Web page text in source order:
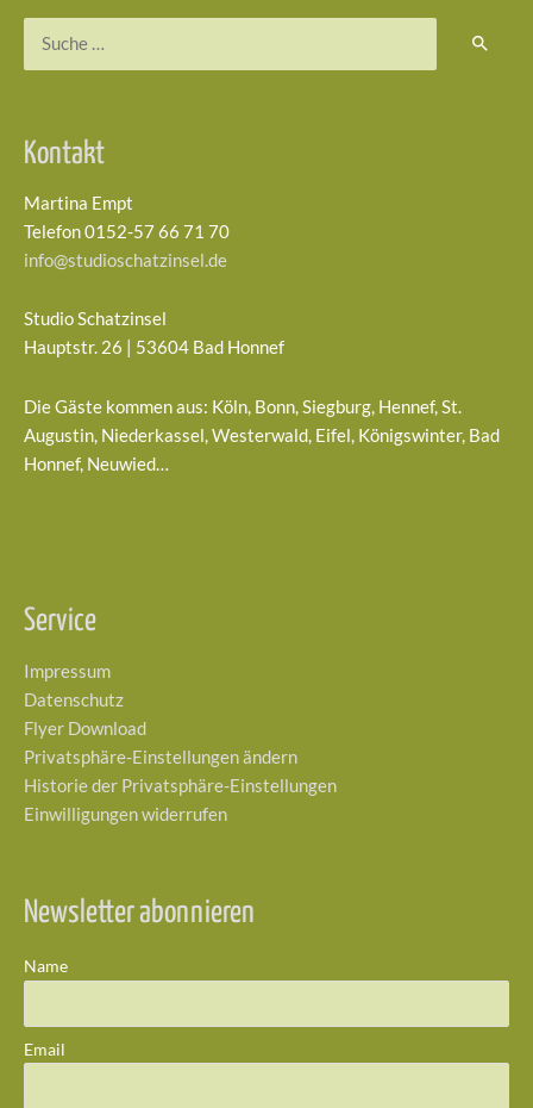
Kontakt
Martina Empt
Telefon 0152-57 66 71 70
info@studioschatzinsel.de
Studio Schatzinsel
Hauptstr. 26 | 53604 Bad Honnef
Die Gäste kommen aus: Köln, Bonn, Siegburg, Hennef, St.
Augustin, Niederkassel, Westerwald, Eifel, Königswinter, Bad
Honnef, Neuwied…
Service
Impressum
Datenschutz
Flyer Download
Privatsphäre-Einstellungen ändern
Historie der Privatsphäre-Einstellungen
Einwilligungen widerrufen
Newsletter abonnieren
Name
Email